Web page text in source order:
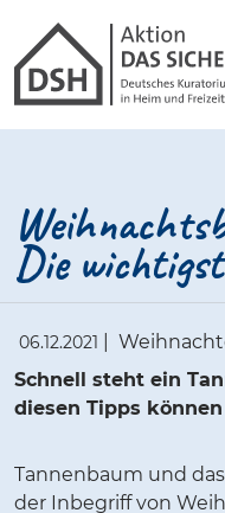
Gathmann
Die
06.12.2021
Schnell steht ein
diesen Tipps
Tannenbaum und
der Inbegriff von